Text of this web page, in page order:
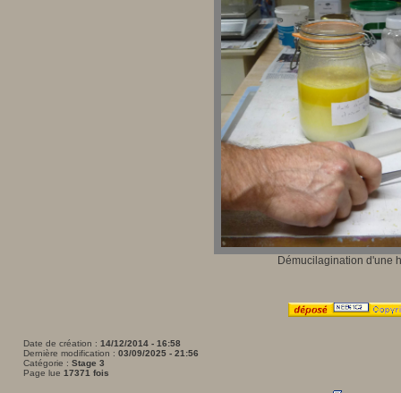
Démucilagination d'une
Date de création : 14/12/2014 - 16:58
Dernière modification : 03/09/2025 - 21:56
Catégorie : Stage 3
Page lue 17371 fois